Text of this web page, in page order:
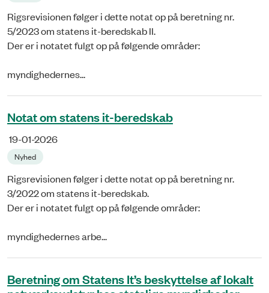
Rigsrevisionen følger i dette notat op på beretning nr.
5/2023 om statens it-beredskab II.
Der er i notatet fulgt op på følgende områder:
myndighedernes...
Notat om statens it-beredskab
19-01-2026
Nyhed
Rigsrevisionen følger i dette notat op på beretning nr.
3/2022 om statens it-beredskab.
Der er i notatet fulgt op på følgende områder:
myndighedernes arbe...
Beretning om Statens It’s beskyttelse af lokalt